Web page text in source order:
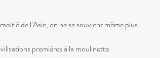
de l’Asie, on ne se souvient même plus
premières à la moulinette.